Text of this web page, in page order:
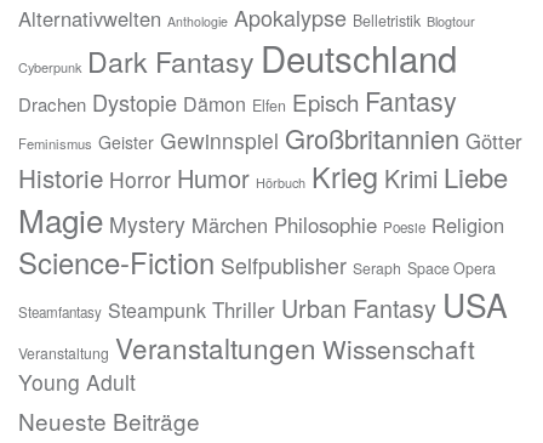
Alternativwelten Anthologie Apokalypse Belletristik Blogtour
Cyberpunk Dark Fantasy Deutschland
Drachen Dystopie Dämon Elfen Episch Fantasy
Feminismus Geister Gewinnspiel Großbritannien Götter
Historie Horror Humor Hörbuch Krieg Krimi Liebe
Magie Mystery Märchen Philosophie Poesie Religion
Science-Fiction Selfpublisher Seraph Space Opera
Steamfantasy Steampunk Thriller Urban Fantasy USA
Veranstaltung Veranstaltungen Wissenschaft
Young Adult
Neueste Beiträge